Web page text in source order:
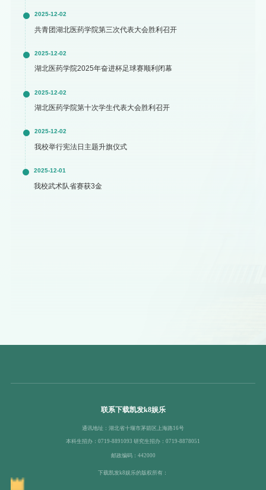
2025-12-02
共青团湖北医药学院第三次代表大会胜利召开
2025-12-02
湖北医药学院2025年奋进杯足球赛顺利闭幕
2025-12-02
湖北医药学院第十次学生代表大会胜利召开
2025-12-02
我校举行宪法日主题升旗仪式
2025-12-01
我校武术队省赛获3金
联系下载凯发k8娱乐
通讯地址：湖北省十堰市茅箭区上海路16号
本科生招办：0719-8891093 研究生招办：0719-8878051
邮政编码：442000
下载凯发k8娱乐的版权所有：